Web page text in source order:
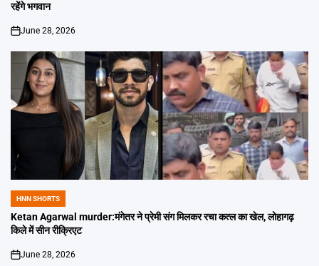
रहेंगे भगवान
on
June 28, 2026
POSTED
IN
HNN SHORTS
Ketan Agarwal murder:मंगेतर ने प्रेमी संग मिलकर रचा कत्ल का खेल, लोहागढ़
किले में सीन रीक्रिएट
on
June 28, 2026